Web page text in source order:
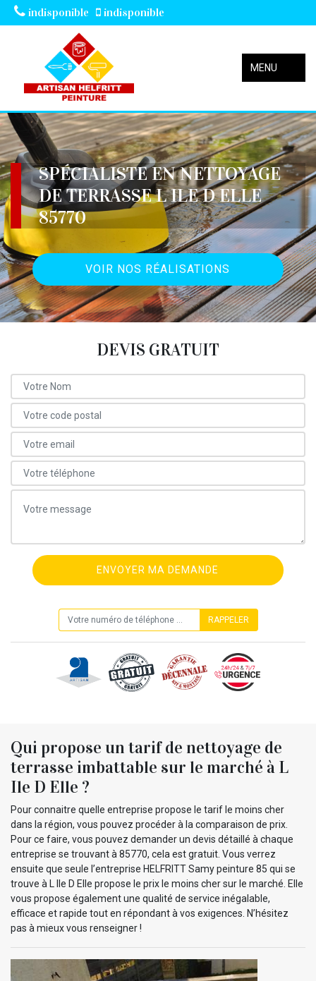
indisponible indisponible
MENU
SPÉCIALISTE EN NETTOYAGE
DE TERRASSE L ILE D ELLE
85770
VOIR NOS RÉALISATIONS
DEVIS GRATUIT
Qui propose un tarif de nettoyage de
terrasse imbattable sur le marché à L
Ile D Elle ?
Pour connaitre quelle entreprise propose le tarif le moins cher
dans la région, vous pouvez procéder à la comparaison de prix.
Pour ce faire, vous pouvez demander un devis détaillé à chaque
entreprise se trouvant à 85770, cela est gratuit. Vous verrez
ensuite que seule l’entreprise HELFRITT Samy peinture 85 qui se
trouve à L Ile D Elle propose le prix le moins cher sur le marché. Elle
vous propose également une qualité de service inégalable,
efficace et rapide tout en répondant à vos exigences. N’hésitez
pas à mieux vous renseigner !